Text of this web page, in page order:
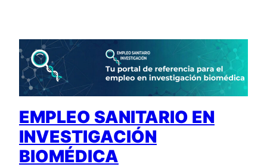
contenido
EMPLEO SANITARIO EN
INVESTIGACIÓN
BIOMÉDICA